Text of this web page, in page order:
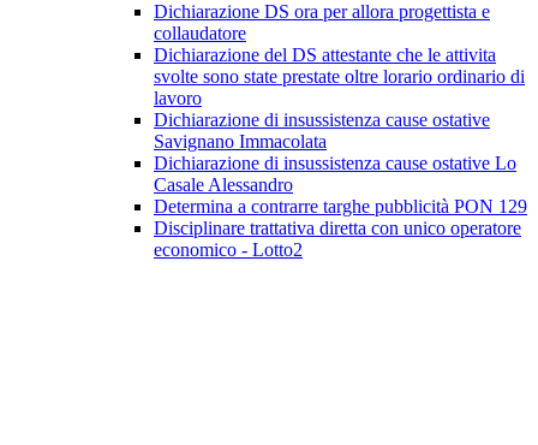
Dichiarazione DS ora per allora progettista e
collaudatore
Dichiarazione del DS attestante che le attivita
svolte sono state prestate oltre lorario ordinario di
lavoro
Dichiarazione di insussistenza cause ostative
Savignano Immacolata
Dichiarazione di insussistenza cause ostative Lo
Casale Alessandro
Determina a contrarre targhe pubblicità PON 129
Disciplinare trattativa diretta con unico operatore
economico - Lotto2